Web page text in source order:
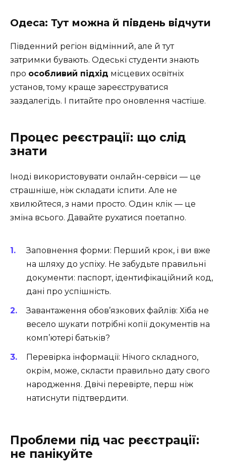
Одеса: Тут можна й південь відчути
Південний регіон відмінний, але й тут
затримки бувають. Одеські студенти знають
про особливий підхід місцевих освітніх
установ, тому краще зареєструватися
заздалегідь. І питайте про оновлення частіше.
Процес реєстрації: що слід
знати
Іноді використовувати онлайн-сервіси — це
страшніше, ніж складати іспити. Але не
хвилюйтеся, з нами просто. Один клік — це
зміна всього. Давайте рухатися поетапно.
Заповнення форми: Перший крок, і ви вже
на шляху до успіху. Не забудьте правильні
документи: паспорт, ідентифікаційний код,
дані про успішність.
Завантаження обов’язкових файлів: Хіба не
весело шукати потрібні копії документів на
комп’ютері батьків?
Перевірка інформації: Нічого складного,
окрім, може, скласти правильно дату свого
народження. Двічі перевірте, перш ніж
натиснути підтвердити.
Проблеми під час реєстрації:
не панікуйте